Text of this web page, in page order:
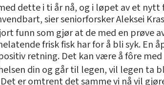
dette i ti år nå, og i løpet av et
sier seniorforsker Aleksei
funn som gjør at de med en prøve
frisk fisk har for å bli syk.
retning. Det kan være å fôre
din og går til legen, vil legen ta
er omtrent det samme vi nå vil